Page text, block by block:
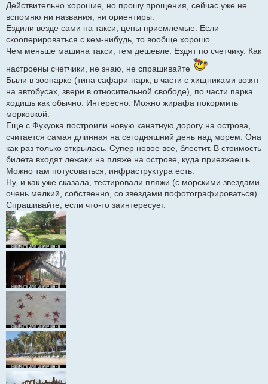
Действительно хорошие, но прошу прощения, сейчас уже не
вспомню ни названия, ни ориентиры.
Ездили везде сами на такси, цены приемлемые. Если
скооперироваться с кем-нибудь, то вообще хорошо.
Чем меньше машина такси, тем дешевле. Ездят по счетчику. Как
настроены счетчики, не знаю, не спрашивайте
Были в зоопарке (типа сафари-парк, в части с хищниками возят
на автобусах, звери в относительной свободе), по части парка
ходишь как обычно. Интересно. Можно жирафа покормить
морковкой.
Еще с Фукуока построили новую канатную дорогу на острова,
считается самая длинная на сегодняшний день над морем. Она
как раз только открылась. Супер новое все, блестит. В стоимость
билета входят лежаки на пляже на острове, куда приезжаешь.
Можно там потусоваться, инфраструктура есть.
Ну, и как уже сказала, тестировали пляжи (с морскими звездами,
очень мелкий, собственно, со звездами пофотографироваться).
Спрашивайте, если что-то заинтересует.